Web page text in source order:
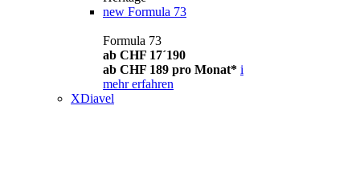
new Formula 73
Formula 73
ab CHF 17´190
ab CHF 189 pro Monat* i
mehr erfahren
XDiavel